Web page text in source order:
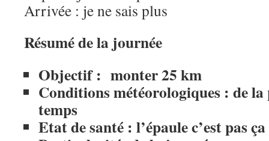
Arrivée : je ne sais plus
Résumé de la journée
Objectif : monter 25 km
Conditions météorologiques : de
temps
Etat de santé : l’épaule c’est pas ça